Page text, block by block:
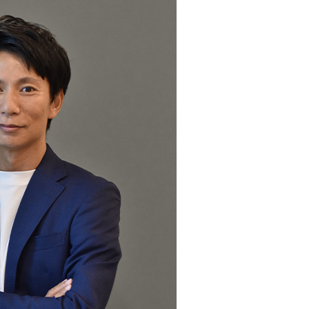
インフラ
WEB/モバイル
業務システム
サポートサービス